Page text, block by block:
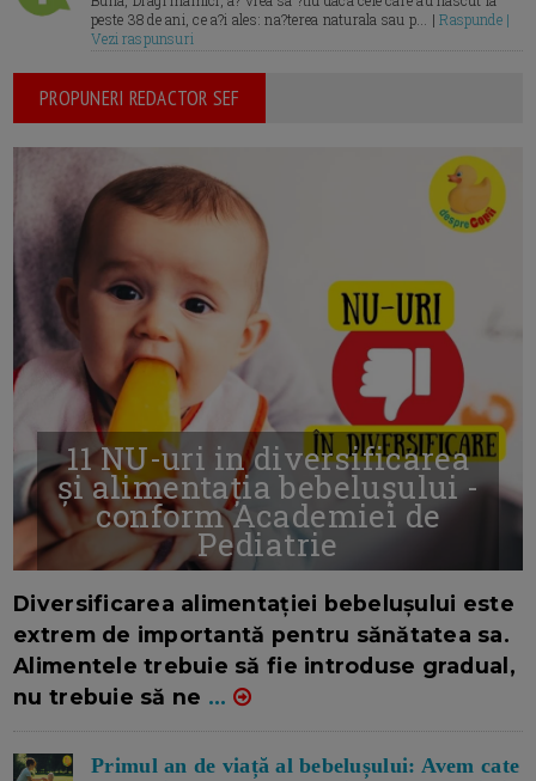
peste 38 de ani, ce a?i ales: na?terea naturala sau p... |Raspunde |
Vezi raspunsuri
PROPUNERI REDACTOR SEF
11 NU-uri in diversificarea
și alimentația bebelușului -
conform Academiei de
Pediatrie
Diversificarea alimentației bebelușului este
extrem de importantă pentru sănătatea sa.
Alimentele trebuie să fie introduse gradual,
nu trebuie să ne ...
Primul an de viață al bebelușului: Avem cate